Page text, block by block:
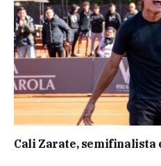
Cali Zarate, semifinalista